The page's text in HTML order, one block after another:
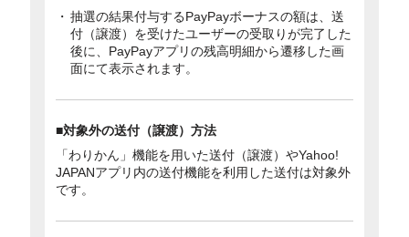
抽選の結果付与するPayPayボーナスの額は、送
付（譲渡）を受けたユーザーの受取りが完了した
後に、PayPayアプリの残高明細から遷移した画
面にて表示されます。
■対象外の送付（譲渡）方法
「わりかん」機能を用いた送付（譲渡）やYahoo!
JAPANアプリ内の送付機能を利用した送付は対象外
です。